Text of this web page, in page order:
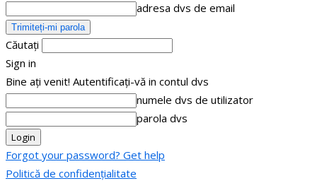
adresa dvs de email
Căutați
Sign in
Bine ați venit! Autentificați-vă in contul dvs
numele dvs de utilizator
parola dvs
Forgot your password? Get help
Politică de confidențialitate